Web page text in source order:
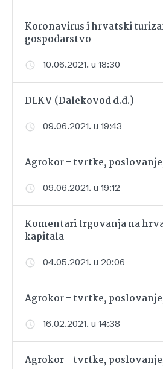
Koronavirus i hrvatski
gospodarstvo
10.06.2021. u 18:30
DLKV (Dalekovod d.d.)
09.06.2021. u 19:43
Agrokor - tvrtke,
09.06.2021. u 19:12
Komentari trgovanja na
kapitala
04.05.2021. u 20:06
Agrokor - tvrtke,
16.02.2021. u 14:38
Agrokor - tvrtke,